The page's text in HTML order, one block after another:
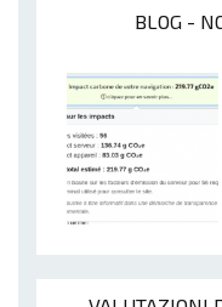
BLOG -